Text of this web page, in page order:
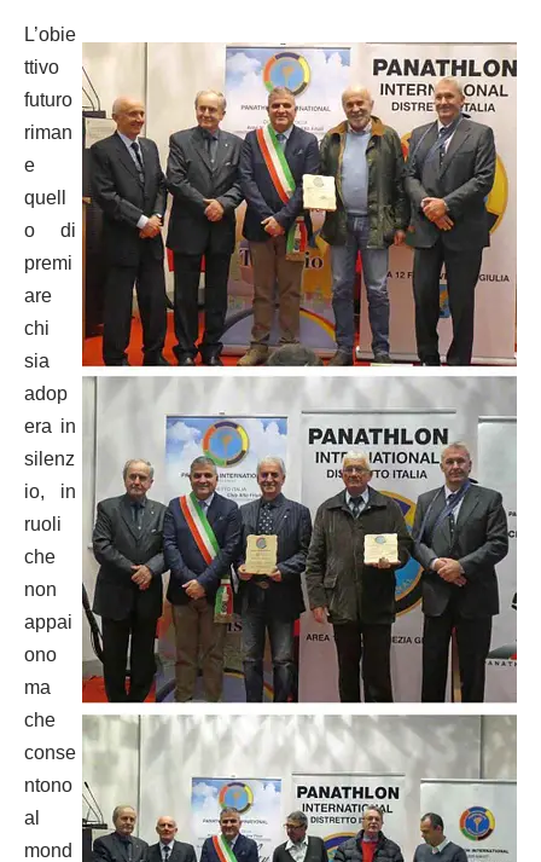
L’obie
ttivo
futuro
riman
e
quell
o di
premi
are
chi
sia
adop
era in
silenz
io, in
ruoli
che
non
appai
ono
ma
che
conse
ntono
al
mond